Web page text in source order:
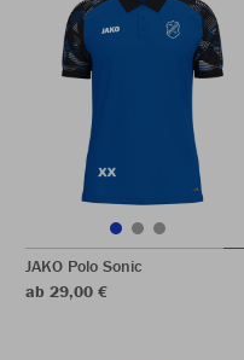
JAKO Polo Sonic
ab 29,00 €